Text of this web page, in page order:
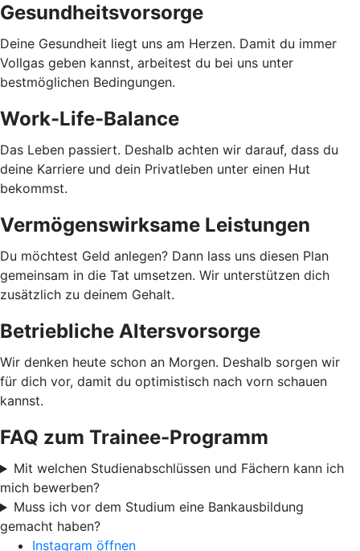
Gesundheitsvorsorge
Deine Gesundheit liegt uns am Herzen. Damit du immer
Vollgas geben kannst, arbeitest du bei uns unter
bestmöglichen Bedingungen.
Work-Life-Balance
Das Leben passiert. Deshalb achten wir darauf, dass du
deine Karriere und dein Privatleben unter einen Hut
bekommst.
Vermögenswirksame Leistungen
Du möchtest Geld anlegen? Dann lass uns diesen Plan
gemeinsam in die Tat umsetzen. Wir unterstützen dich
zusätzlich zu deinem Gehalt.
Betriebliche Altersvorsorge
Wir denken heute schon an Morgen. Deshalb sorgen wir
für dich vor, damit du optimistisch nach vorn schauen
kannst.
FAQ zum Trainee-Programm
Mit welchen Studienabschlüssen und Fächern kann ich
mich bewerben?
Muss ich vor dem Studium eine Bankausbildung
gemacht haben?
Instagram öffnen